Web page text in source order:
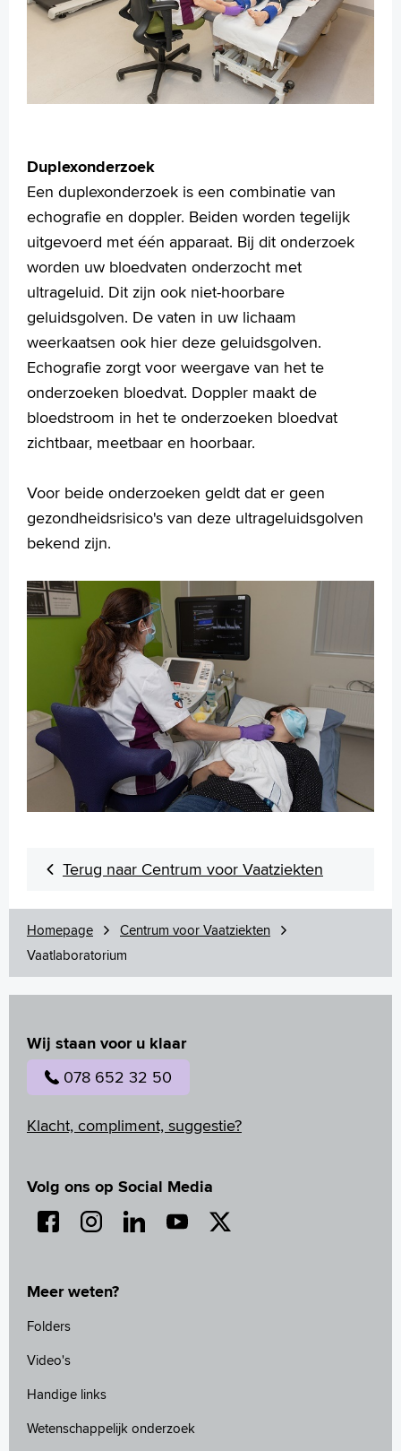
Duplexonderzoek
Een duplexonderzoek is een combinatie van
echografie en doppler. Beiden worden tegelijk
uitgevoerd met één apparaat. Bij dit onderzoek
worden uw bloedvaten onderzocht met
ultrageluid. Dit zijn ook niet-hoorbare
geluidsgolven. De vaten in uw lichaam
weerkaatsen ook hier deze geluidsgolven.
Echografie zorgt voor weergave van het te
onderzoeken bloedvat. Doppler maakt de
bloedstroom in het te onderzoeken bloedvat
zichtbaar, meetbaar en hoorbaar.
Voor beide onderzoeken geldt dat er geen
gezondheidsrisico's van deze ultrageluidsgolven
bekend zijn.
Terug naar Centrum voor Vaatziekten
Homepage
Centrum voor Vaatziekten
Vaatlaboratorium
Wij staan voor u klaar
078 652 32 50
Klacht, compliment, suggestie?
Volg ons op Social Media
Meer weten?
Folders
Video's
Handige links
Wetenschappelijk onderzoek